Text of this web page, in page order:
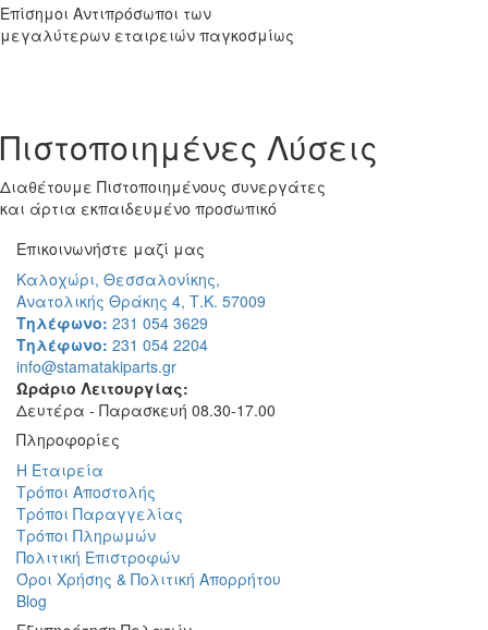
Επίσημοι Αντιπρόσωποι των
μεγαλύτερων εταιρειών παγκοσμίως
Πιστοποιημένες Λύσεις
Διαθέτουμε Πιστοποιημένους συνεργάτες
και άρτια εκπαιδευμένο προσωπικό
Επικοινωνήστε μαζί μας
Καλοχώρι, Θεσσαλονίκης,
Ανατολικής Θράκης 4, Τ.Κ. 57009
Τηλέφωνο: 231 054 3629
Τηλέφωνο: 231 054 2204
info@stamatakiparts.gr
Ωράριο Λειτουργίας:
Δευτέρα - Παρασκευή 08.30-17.00
Πληροφορίες
Η Εταιρεία
Τρόποι Aποστολής
Τρόποι Παραγγελίας
Τρόποι Πληρωμών
Πολιτική Επιστροφών
Όροι Χρήσης & Πολιτική Απορρήτου
Blog